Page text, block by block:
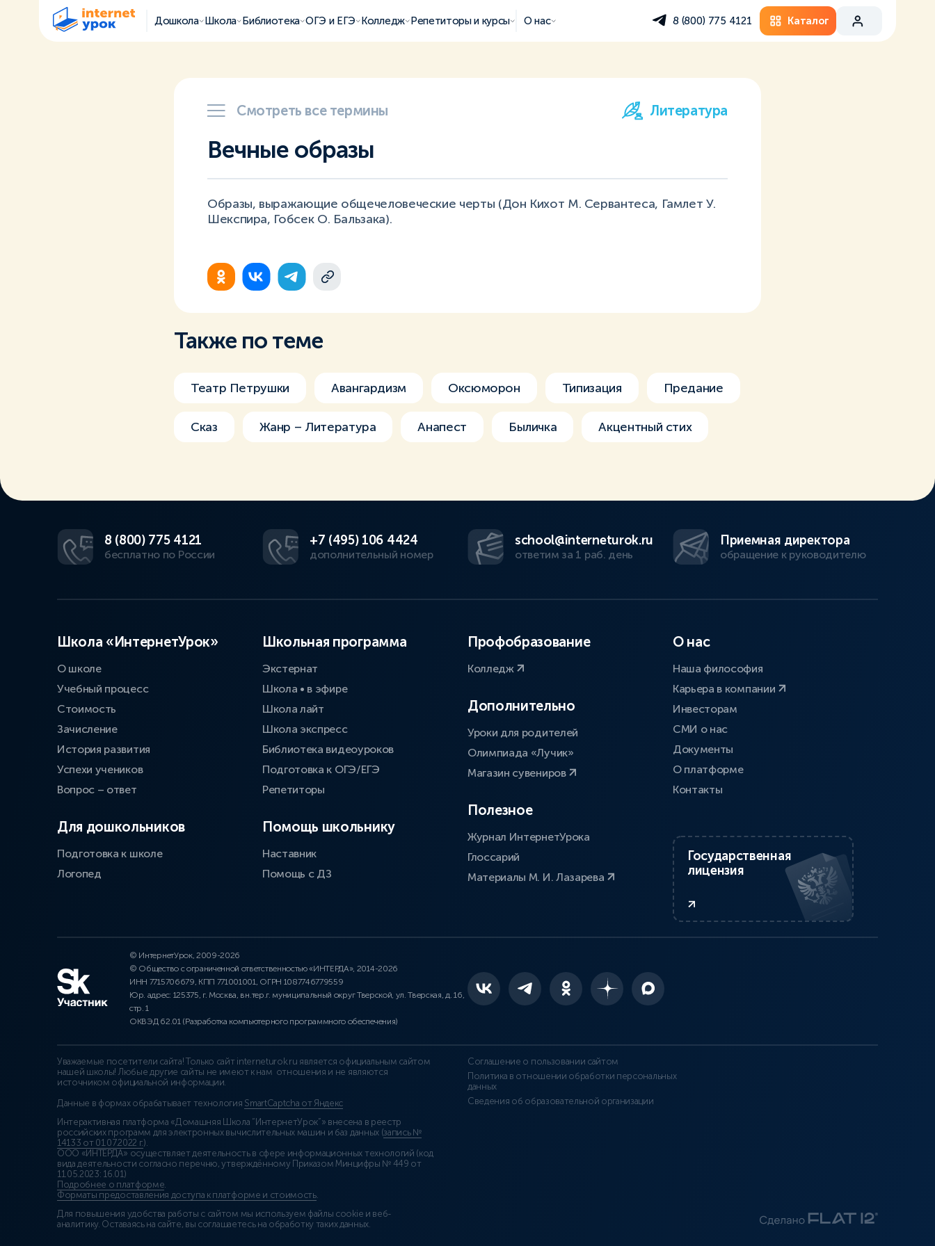
Дошкола Школа Библиотека ОГЭ и ЕГЭ Колледж Репетиторы и курсы О нас 8 (800) 775 4121 Каталог
Смотреть все термины Литература
Вечные образы
Образы, выражающие общечеловеческие черты (Дон Кихот М. Сервантеса, Гамлет У.
Шекспира, Гобсек О. Бальзака).
Также по теме
Театр Петрушки Авангардизм Оксюморон Типизация Предание
Сказ Жанр – Литература Анапест Быличка Акцентный стих
8 (800) 775 4121
бесплатно по России
+7 (495) 106 4424
дополнительный номер
school@interneturok.ru
ответим за 1 раб. день
Приемная директора
обращение к руководителю
Школа «ИнтернетУрок»
О школе
Учебный процесс
Стоимость
Зачисление
История развития
Успехи учеников
Вопрос – ответ
Для дошкольников
Подготовка к школе
Логопед
Школьная программа
Экстернат
Школа • в эфире
Школа лайт
Школа экспресс
Библиотека видеоуроков
Подготовка к ОГЭ/ЕГЭ
Репетиторы
Помощь школьнику
Наставник
Помощь с ДЗ
Профобразование
Колледж
Дополнительно
Уроки для родителей
Олимпиада «Лучик»
Магазин сувениров
Полезное
Журнал ИнтернетУрока
Глоссарий
Материалы М. И. Лазарева
О нас
Наша философия
Карьера в компании
Инвесторам
СМИ о нас
Документы
О платформе
Контакты
Государственная
лицензия
© ИнтернетУрок, 2009-2026
© Общество с ограниченной ответственностью «ИНТЕРДА», 2014-2026
ИНН 7715706679, КПП 771001001, ОГРН 1087746779559
Юр. адрес: 125375, г. Москва, вн.тер.г. муниципальный округ Тверской, ул. Тверская, д. 16,
стр. 1
ОКВЭД 62.01 (Разработка компьютерного программного обеспечения)
Уважаемые посетители сайта! Только сайт interneturok.ru является официальным сайтом
нашей школы! Любые другие сайты не имеют к нам отношения и не являются
источником официальной информации.
Данные в формах обрабатывает технология SmartCaptcha от Яндекс
Интерактивная платформа «Домашняя Школа “ИнтернетУрок”» внесена в реестр
российских программ для электронных вычислительных машин и баз данных (запись №
14133 от 01.07.2022 г.).
ООО «ИНТЕРДА» осуществляет деятельность в сфере информационных технологий (код
вида деятельности согласно перечню, утверждённому Приказом Минцифры № 449 от
11.05.2023: 16.01)
Подробнее о платформе.
Форматы предоставления доступа к платформе и стоимость.
Для повышения удобства работы с сайтом мы используем файлы cookie и веб-
аналитику. Оставаясь на сайте, вы соглашаетесь на обработку таких данных.
Соглашение о пользовании сайтом
Политика в отношении обработки персональных
данных
Сведения об образовательной организации